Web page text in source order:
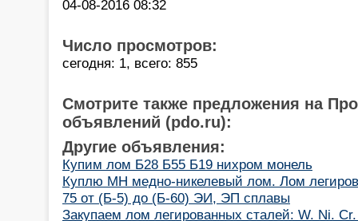
04-08-2016 08:32
Число просмотров:
сегодня: 1, всего: 855
Смотрите также предложения на
объявлений (pdo.ru):
Другие объявления:
Купим лом Б28 Б55 Б19 нихром монель
Куплю МН медно-никелевый лом. Лом
75 от (Б-5) до (Б-60) ЭИ, ЭП сплавы
Закупаем лом легированных сталей: W. Ni.